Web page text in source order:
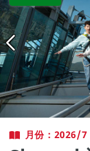
月份：2026/7